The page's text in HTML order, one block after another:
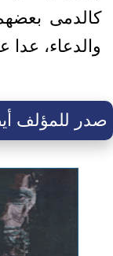
كالدمى
والدعاء، عدا
صدر للمؤلف